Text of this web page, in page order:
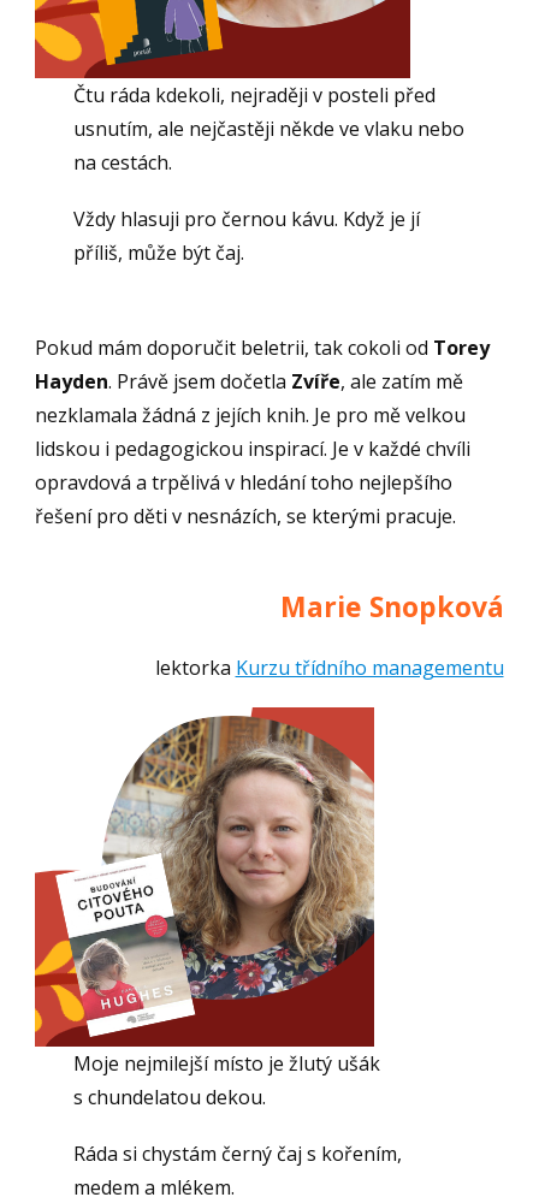
Čtu ráda kdekoli, nejraději v posteli před
usnutím, ale nejčastěji někde ve vlaku nebo
na cestách.
Vždy hlasuji pro černou kávu. Když je jí
příliš, může být čaj.
Pokud mám doporučit beletrii, tak cokoli od Torey
Hayden. Právě jsem dočetla Zvíře, ale zatím mě
nezklamala žádná z jejích knih. Je pro mě velkou
lidskou i pedagogickou inspirací. Je v každé chvíli
opravdová a trpělivá v hledání toho nejlepšího
řešení pro děti v nesnázích, se kterými pracuje.
Marie Snopková
lektorka Kurzu třídního managementu
Moje nejmilejší místo je žlutý ušák
s chundelatou dekou.
Ráda si chystám černý čaj s kořením,
medem a mlékem.